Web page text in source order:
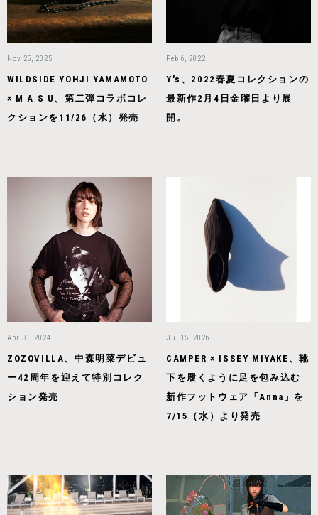
Nov 25, 2025
WILDSIDE YOHJI YAMAMOTO
× M A S U、第二弾コラボコレ
クションを11/26（水）発売
Feb 6, 2022
Y's、2022春夏コレクションの
最新作2月4日金曜日より展
開。
Apr 30, 2024
ZOZOVILLA、中森明菜デビュ
ー42周年を迎えて特別コレク
ション発売
Jul 15, 2026
CAMPER × ISSEY MIYAKE、靴
下を履くように足を包み込む
新作フットウェア「Anna」を
7/15（水）より発売